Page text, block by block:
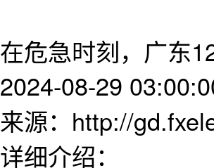
在危急时刻，广东
2024-08-29
来源：http://
详细介绍：